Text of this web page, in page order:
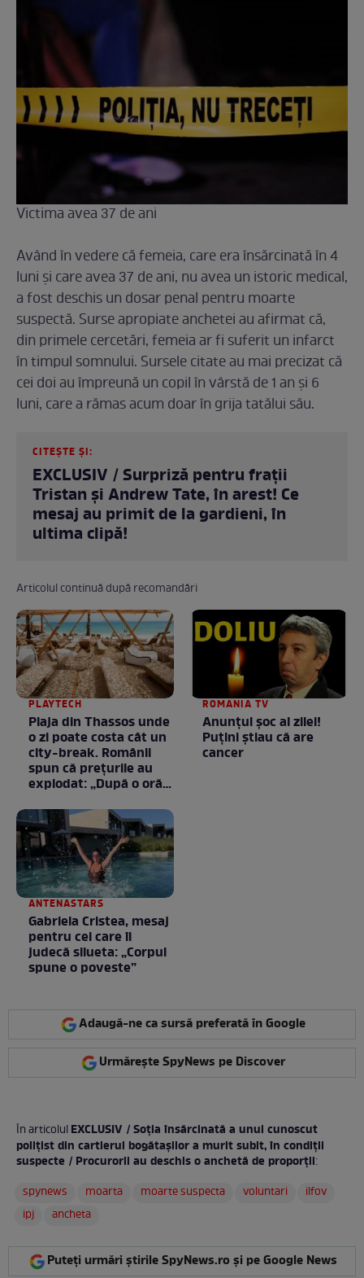
Victima avea 37 de ani
Având în vedere că femeia, care era însărcinată în 4
luni și care avea 37 de ani, nu avea un istoric medical,
a fost deschis un dosar penal pentru moarte
suspectă. Surse apropiate anchetei au afirmat că,
din primele cercetări, femeia ar fi suferit un infarct
în timpul somnului. Sursele citate au mai precizat că
cei doi au împreună un copil în vârstă de 1 an și 6
luni, care a rămas acum doar în grija tatălui său.
CITEȘTE ȘI:
EXCLUSIV / Surpriză pentru frații
Tristan și Andrew Tate, în arest! Ce
mesaj au primit de la gardieni, în
ultima clipă!
Articolul continuă după recomandări
PLAYTECH
Plaja din Thassos unde
o zi poate costa cât un
city-break. Românii
spun că prețurile au
explodat: „După o oră
ROMANIA TV
Anunţul şoc al zilei!
Puţini ştiau că are
cancer
ANTENASTARS
Gabriela Cristea, mesaj
pentru cei care îi
judecă silueta: „Corpul
spune o poveste”
Adaugă-ne ca sursă preferată în Google
Urmărește SpyNews pe Discover
În articolulEXCLUSIV / Soția însărcinată a unui cunoscut
polițist din cartierul bogătașilor a murit subit, în condiții
suspecte / Procurorii au deschis o anchetă de proporții:
spynews
moarta moarte suspecta voluntari
ilfov
ipj
ancheta
Puteți urmări știrile SpyNews.ro și pe Google News